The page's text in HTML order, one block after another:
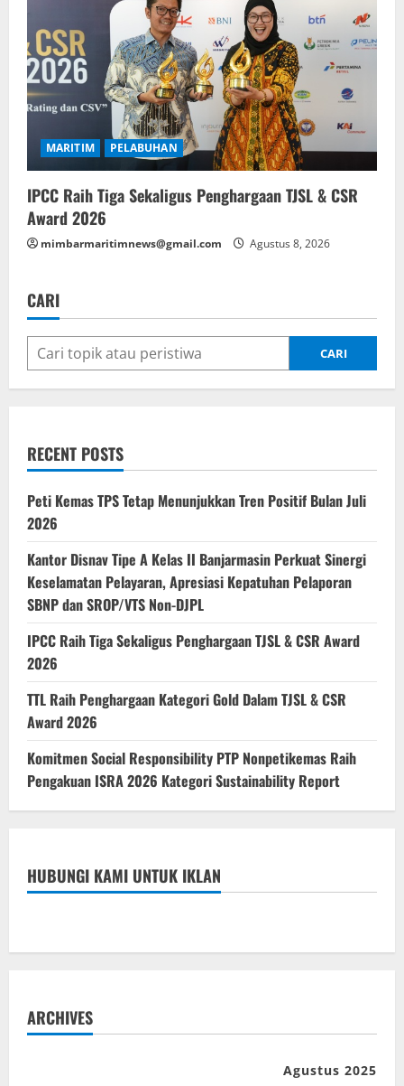
MARITIM PELABUHAN
IPCC Raih Tiga Sekaligus Penghargaan TJSL & CSR
Award 2026
mimbarmaritimnews@gmail.com Agustus 8, 2026
CARI
CARI
RECENT POSTS
Peti Kemas TPS Tetap Menunjukkan Tren Positif Bulan Juli
2026
Kantor Disnav Tipe A Kelas II Banjarmasin Perkuat Sinergi
Keselamatan Pelayaran, Apresiasi Kepatuhan Pelaporan
SBNP dan SROP/VTS Non-DJPL
IPCC Raih Tiga Sekaligus Penghargaan TJSL & CSR Award
2026
TTL Raih Penghargaan Kategori Gold Dalam TJSL & CSR
Award 2026
Komitmen Social Responsibility PTP Nonpetikemas Raih
Pengakuan ISRA 2026 Kategori Sustainability Report
HUBUNGI KAMI UNTUK IKLAN
ARCHIVES
Agustus 2025